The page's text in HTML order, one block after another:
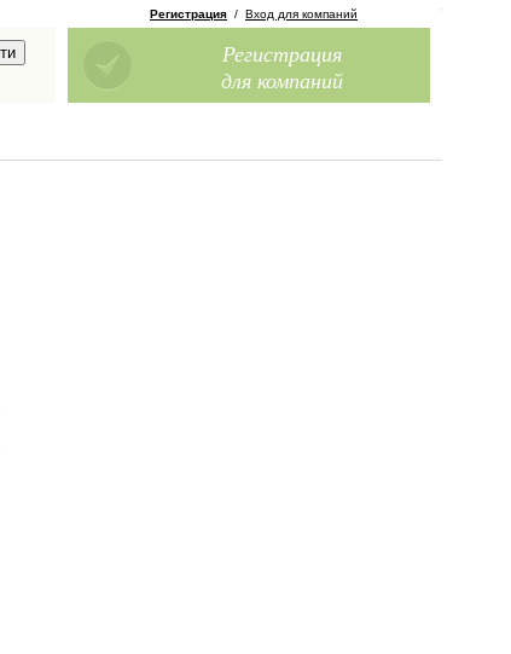
Регистрация / Вход для компаний
Регистрация
для компаний